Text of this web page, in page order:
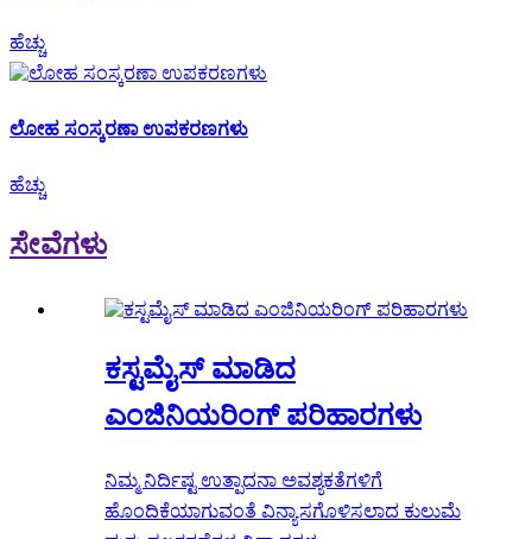
ಹೆಚ್ಚು
ಲೋಹ ಸಂಸ್ಕರಣಾ ಉಪಕರಣಗಳು
ಹೆಚ್ಚು
ಸೇವೆಗಳು
ಕಸ್ಟಮೈಸ್ ಮಾಡಿದ
ಎಂಜಿನಿಯರಿಂಗ್ ಪರಿಹಾರಗಳು
ನಿಮ್ಮ ನಿರ್ದಿಷ್ಟ ಉತ್ಪಾದನಾ ಅವಶ್ಯಕತೆಗಳಿಗೆ
ಹೊಂದಿಕೆಯಾಗುವಂತೆ ವಿನ್ಯಾಸಗೊಳಿಸಲಾದ ಕುಲುಮೆ